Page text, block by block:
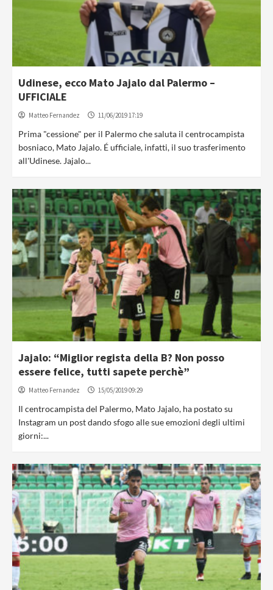
Udinese, ecco Mato Jajalo dal Palermo –
UFFICIALE
Matteo Fernandez 11/06/2019 17:19
Prima "cessione" per il Palermo che saluta il centrocampista
bosniaco, Mato Jajalo. É ufficiale, infatti, il suo trasferimento
all'Udinese. Jajalo...
Jajalo: “Miglior regista della B? Non posso
essere felice, tutti sapete perchè”
Matteo Fernandez 15/05/2019 09:29
Il centrocampista del Palermo, Mato Jajalo, ha postato su
Instagram un post dando sfogo alle sue emozioni degli ultimi
giorni:...